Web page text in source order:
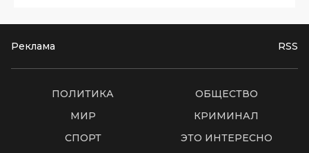
Реклама RSS
ПОЛИТИКА
ОБЩЕСТВО
МИР
КРИМИНАЛ
СПОРТ
ЭТО ИНТЕРЕСНО